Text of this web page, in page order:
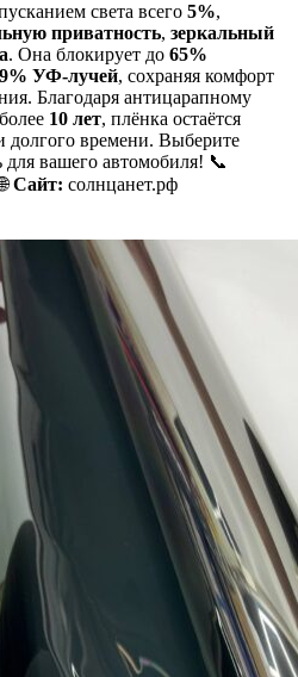
света всего 5%,
приватность, зеркальный
. Она блокирует до 65%
УФ-лучей, сохраняя комфорт
Благодаря антицарапному
10 лет, плёнка остаётся
долгого времени. Выберите
вашего автомобиля! 📞
Сайт: солнцанет.рф